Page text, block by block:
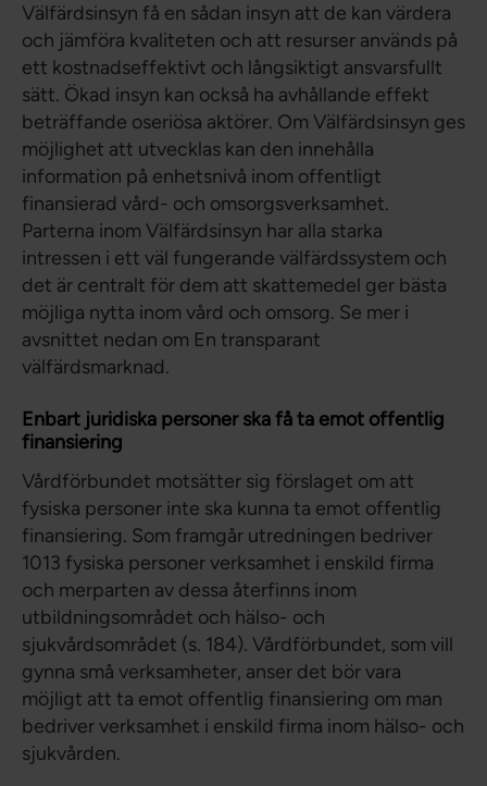
Välfärdsinsyn få en sådan insyn att de kan värdera
och jämföra kvaliteten och att resurser används på
ett kostnadseffektivt och långsiktigt ansvarsfullt
sätt. Ökad insyn kan också ha avhållande effekt
beträffande oseriösa aktörer. Om Välfärdsinsyn ges
möjlighet att utvecklas kan den innehålla
information på enhetsnivå inom offentligt
finansierad vård- och omsorgsverksamhet.
Parterna inom Välfärdsinsyn har alla starka
intressen i ett väl fungerande välfärdssystem och
det är centralt för dem att skattemedel ger bästa
möjliga nytta inom vård och omsorg. Se mer i
avsnittet nedan om En transparant
välfärdsmarknad.
Enbart juridiska personer ska få ta emot offentlig
finansiering
Vårdförbundet motsätter sig förslaget om att
fysiska personer inte ska kunna ta emot offentlig
finansiering. Som framgår utredningen bedriver
1013 fysiska personer verksamhet i enskild firma
och merparten av dessa återfinns inom
utbildningsområdet och hälso- och
sjukvårdsområdet (s. 184). Vårdförbundet, som vill
gynna små verksamheter, anser det bör vara
möjligt att ta emot offentlig finansiering om man
bedriver verksamhet i enskild firma inom hälso- och
sjukvården.